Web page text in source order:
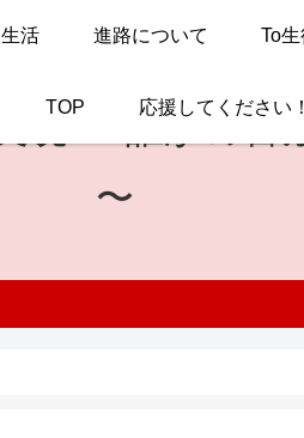
活 進路について To
TOP 応援してください
現
〜 誰かの喜
〜